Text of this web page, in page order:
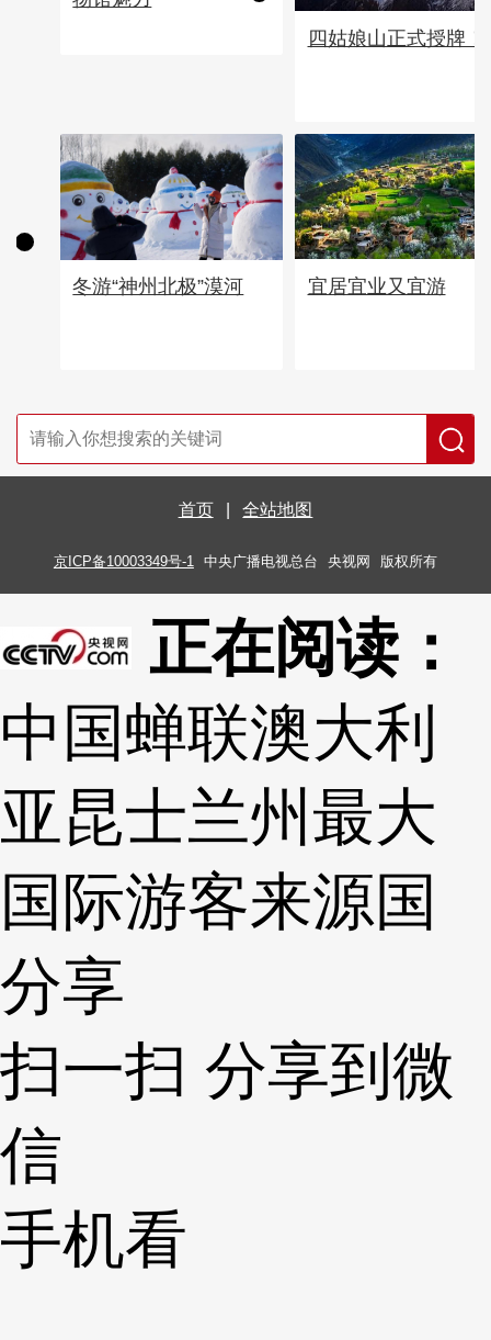
四姑娘山正式授牌！
冬游“神州北极”漠河 宜居宜业又宜游
首页 全站地图
京ICP备10003349号-1 中央广播电视总台 央视网 版权所有
正在阅读：
中国蝉联澳大利
亚昆士兰州最大
国际游客来源国
分享
扫一扫 分享到微
信
手机看